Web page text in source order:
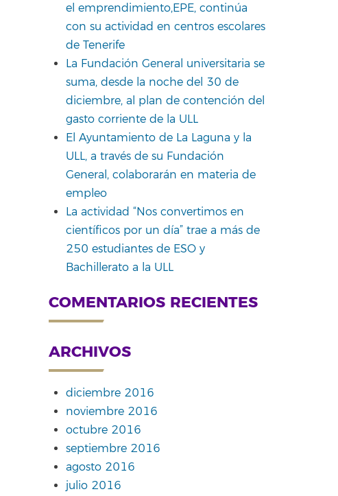
el emprendimiento,EPE, continúa
con su actividad en centros escolares
de Tenerife
La Fundación General universitaria se
suma, desde la noche del 30 de
diciembre, al plan de contención del
gasto corriente de la ULL
El Ayuntamiento de La Laguna y la
ULL, a través de su Fundación
General, colaborarán en materia de
empleo
La actividad “Nos convertimos en
científicos por un día” trae a más de
250 estudiantes de ESO y
Bachillerato a la ULL
COMENTARIOS RECIENTES
ARCHIVOS
diciembre 2016
noviembre 2016
octubre 2016
septiembre 2016
agosto 2016
julio 2016